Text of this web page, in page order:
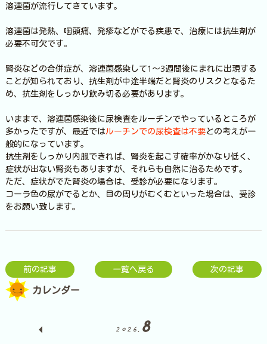
溶連菌が流行してきています。
溶連菌は発熱、咽頭痛、発疹などがでる疾患で、治療には抗生剤が
必要不可欠です。
腎炎などの合併症が、溶連菌感染して1～3週間後にまれに出現する
ことが知られており、抗生剤が中途半端だと腎炎のリスクとなるた
め、抗生剤をしっかり飲み切る必要があります。
いままで、溶連菌感染後に尿検査をルーチンでやっているところが
多かったですが、最近ではルーチンでの尿検査は不要との考えが一
般的になっています。
抗生剤をしっかり内服できれば、腎炎を起こす確率がかなり低く、
症状が出ない腎炎もありますが、それらも自然に治るためです。
ただ、症状がでた腎炎の場合は、受診が必要になります。
コーラ色の尿がでるとか、目の周りがむくむといった場合は、受診
をお願い致します。
前の記事 一覧へ戻る 次の記事
カレンダー
2026. 8